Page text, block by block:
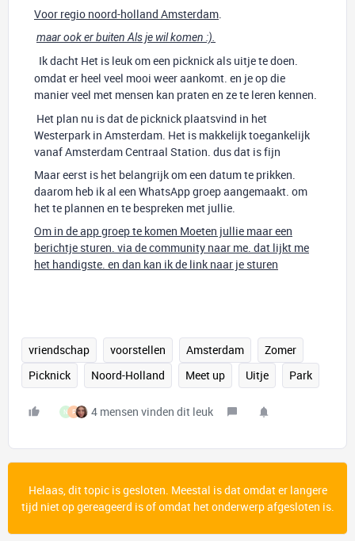
Voor regio noord-holland Amsterdam.
maar ook er buiten Als je wil komen :).
Ik dacht Het is leuk om een picknick als uitje te doen.
omdat er heel veel mooi weer aankomt. en je op die
manier veel met mensen kan praten en ze te leren kennen.
Het plan nu is dat de picknick plaatsvind in het
Westerpark in Amsterdam. Het is makkelijk toegankelijk
vanaf Amsterdam Centraal Station. dus dat is fijn
Maar eerst is het belangrijk om een datum te prikken.
daarom heb ik al een WhatsApp groep aangemaakt. om
het te plannen en te bespreken met jullie.
Om in de app groep te komen Moeten jullie maar een
berichtje sturen. via de community naar me. dat lijkt me
het handigste. en dan kan ik de link naar je sturen
vriendschap voorstellen Amsterdam
Zomer
Picknick
Noord-Holland Meet up Uitje Park
N F 4 mensen vinden dit leuk
Helaas, dit topic is gesloten. Meestal is dat omdat er langere
tijd niet op gereageerd is of omdat het onderwerp afgesloten is.